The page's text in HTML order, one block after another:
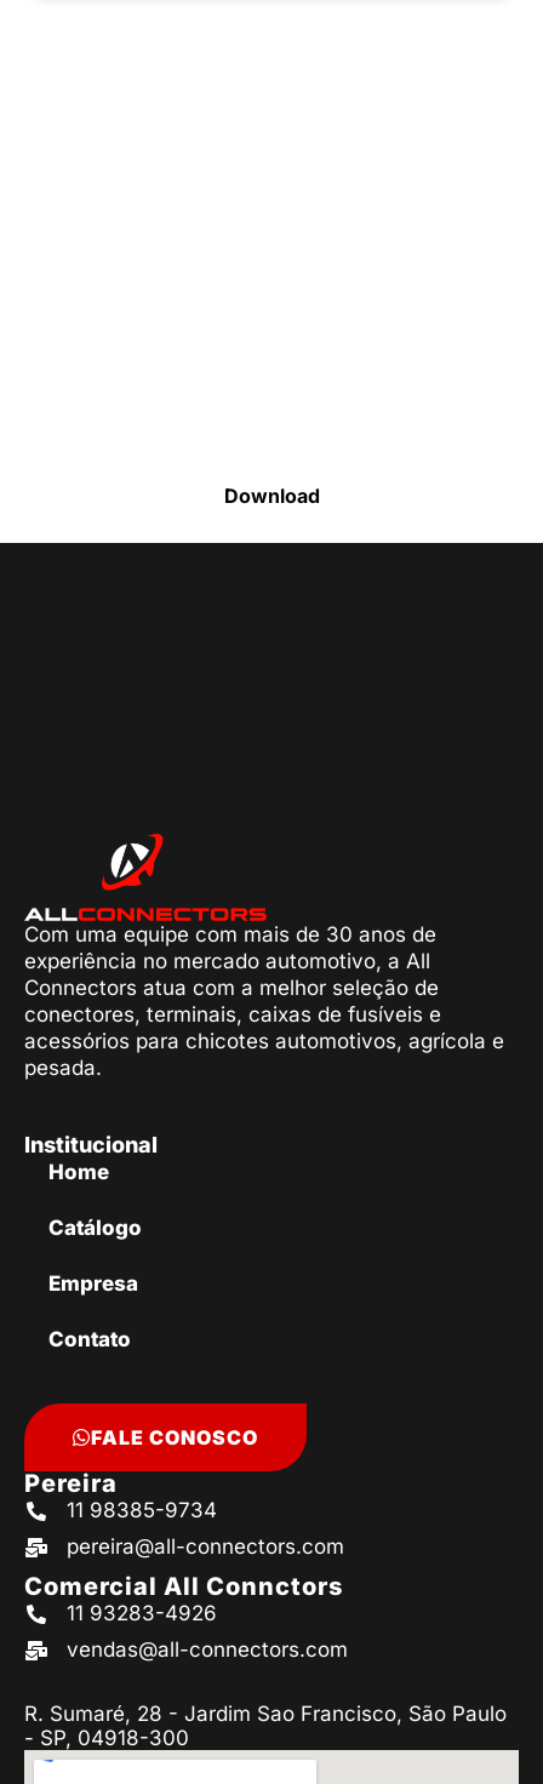
Download
Com uma equipe com mais de 30 anos de
experiência no mercado automotivo, a All
Connectors atua com a melhor seleção de
conectores, terminais, caixas de fusíveis e
acessórios para chicotes automotivos, agrícola e
pesada.
Institucional
Home
Catálogo
Empresa
Contato
FALE CONOSCO
Pereira
11 98385-9734
pereira@all-connectors.com
Comercial All Connctors
11 93283-4926
vendas@all-connectors.com
R. Sumaré, 28 - Jardim Sao Francisco, São Paulo
- SP, 04918-300